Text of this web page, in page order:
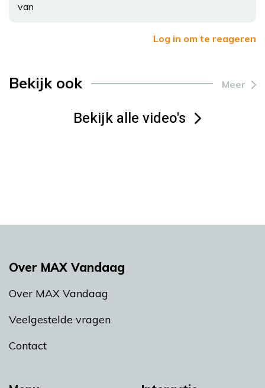
van
Log in om te reageren
Bekijk ook Meer
Bekijk alle video's
Over MAX Vandaag
Over MAX Vandaag
Veelgestelde vragen
Contact